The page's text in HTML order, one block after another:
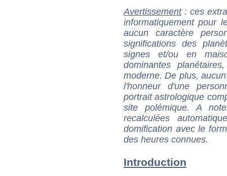
Avertissement: ces
informatiquement pour
aucun caractère
significations des
signes et/ou en
dominantes
moderne. De plus,
l'honneur d'une
portrait astrologique
site polémique. A
recalculées
domification avec le
des heures connues.
Introduction